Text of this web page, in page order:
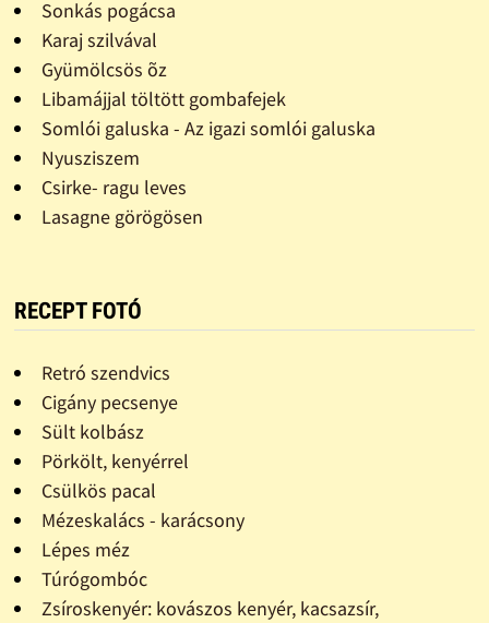
Sonkás pogácsa
Karaj szilvával
Gyümölcsös õz
Libamájjal töltött gombafejek
Somlói galuska - Az igazi somlói galuska
Nyusziszem
Csirke- ragu leves
Lasagne görögösen
RECEPT FOTÓ
Retró szendvics
Cigány pecsenye
Sült kolbász
Pörkölt, kenyérrel
Csülkös pacal
Mézeskalács - karácsony
Lépes méz
Túrógombóc
Zsíroskenyér: kovászos kenyér, kacsazsír,